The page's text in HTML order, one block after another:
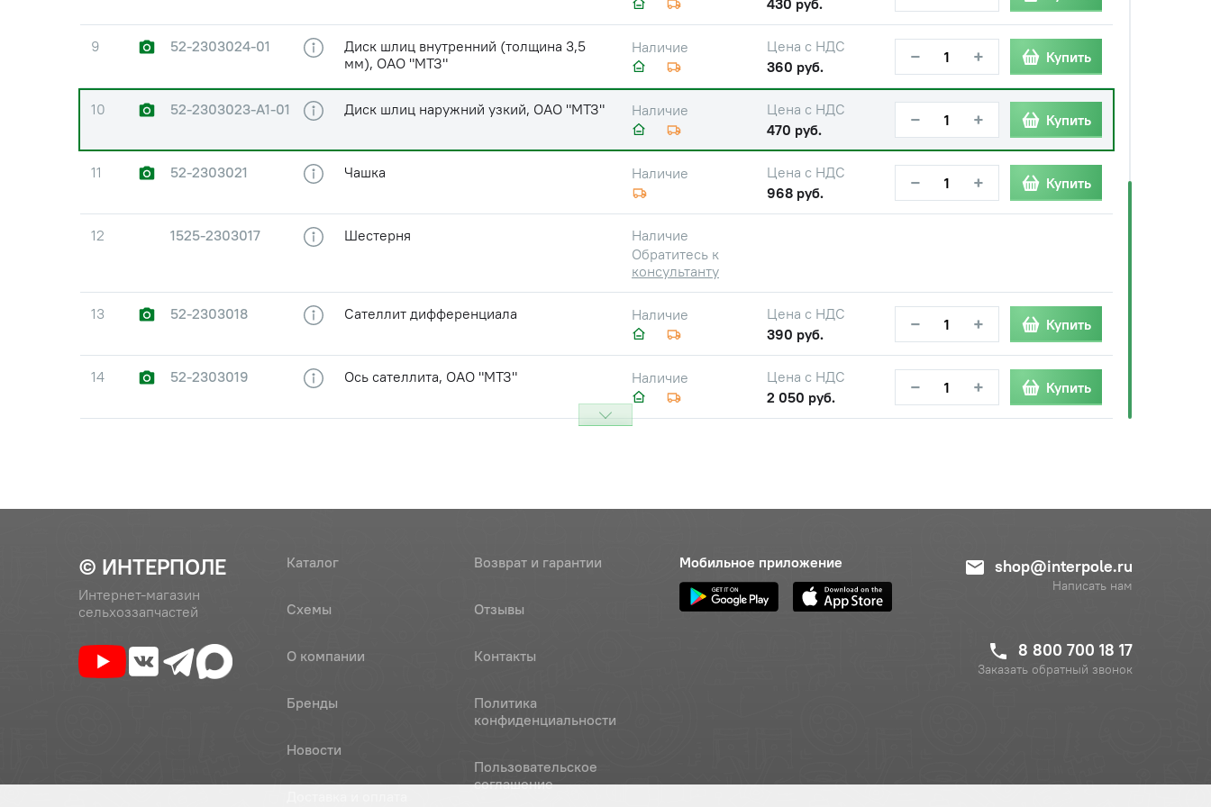
430 руб.
9 52-2303024-01
Диск шлиц внутренний (толщина 3,5
мм), ОАО "МТЗ"
Наличие
Цена с НДС
360 руб.
− + Купить
10 52-2303023-А1-01 Диск шлиц наружний узкий, ОАО "МТЗ" Наличие
Цена с НДС
470 руб.
− + Купить
11 52-2303021 Чашка Наличие
Цена с НДС
968 руб.
− + Купить
12 1525-2303017 Шестерня
Наличие
Обратитесь к
консультанту
13 52-2303018 Сателлит дифференциала Наличие
Цена с НДС
390 руб.
− + Купить
14 52-2303019 Ось сателлита, ОАО "МТЗ" Наличие
Цена с НДС
2 050 руб.
− + Купить
© ИНТЕРПОЛЕ
Интернет-магазин
сельхоззапчастей
Каталог
Схемы
О компании
Бренды
Новости
Возврат и гарантии
Отзывы
Контакты
Политика
конфиденциальности
Пользовательское
соглашение
Мобильное приложение shop@interpole.ru
Написать нам
8 800 700 18 17
Заказать обратный звонок